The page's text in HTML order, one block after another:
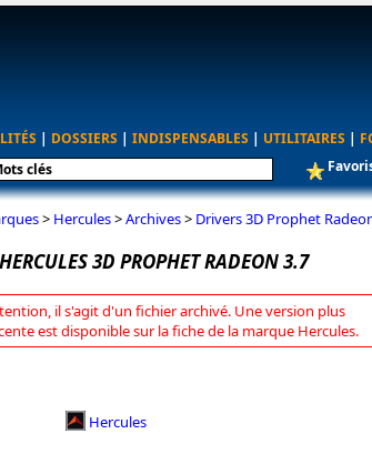
| DOSSIERS | INDISPENSABLES | UTILITAIRES |
> Hercules>Archives> Drivers 3D Prophet
3D PROPHET RADEON 3.7
il s'agit d'un fichier archivé. Une version plus
est disponible sur la fiche de la marque Hercules.
Hercules